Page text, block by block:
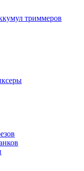
триммеров